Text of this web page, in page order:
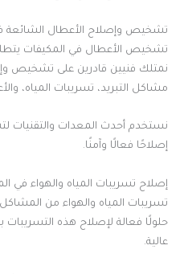
تشخيص وإصلاح الأعطال الشائعة
تشخيص الأعطال في المكيفات
نمتلك فنيين قادرين على تشخيص
مشاكل التبريد، تسريبات المياه،
نستخدم أحدث المعدات
إصلاحًا فعالًا وآمنًا.
إصلاح تسريبات المياه والهواء في
تسريبات المياه والهواء من
حلولًا فعالة لإصلاح هذه
عالية.